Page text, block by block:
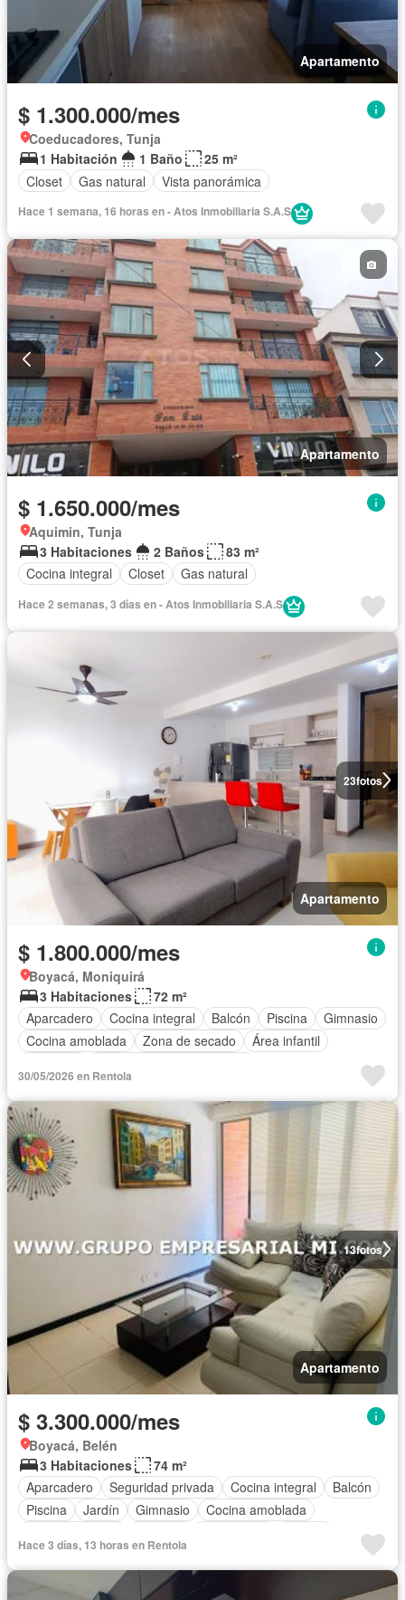
Apartamento
$ 1.300.000/mes
Coeducadores, Tunja
1 Habitación
1 Baño
25 m²
Closet
Gas natural Vista panorámica
Hace 1 semana, 16 horas en - Atos Inmobiliaria S.A.S
Apartamento
$ 1.650.000/mes
Aquimin, Tunja
3 Habitaciones
2 Baños
83 m²
Cocina integral
Closet Gas natural
Hace 2 semanas, 3 días en - Atos Inmobiliaria S.A.S
23fotos
Apartamento
$ 1.800.000/mes
Boyacá, Moniquirá
3 Habitaciones
72 m²
Aparcadero
Cocina integral Balcón Piscina
Gimnasio
Cocina amoblada
Zona de secado
Área infantil
30/05/2026 en Rentola
13fotos
Apartamento
$ 3.300.000/mes
Boyacá, Belén
3 Habitaciones
74 m²
Aparcadero
Seguridad privada Cocina integral
Balcón
Piscina
Jardín Gimnasio
Cocina amoblada
Ascensor
Sauna Calefacción
Hace 3 días, 13 horas en Rentola